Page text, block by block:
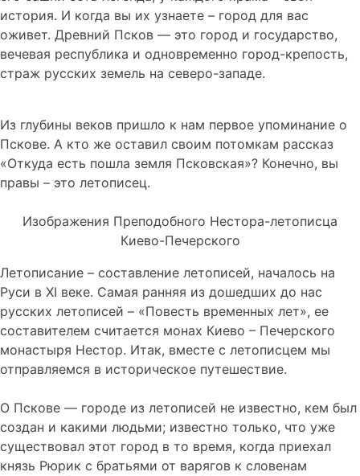
история. И когда вы их узнаете – город для вас
оживет. Древний Псков — это город и государство,
вечевая республика и одновременно город-крепость,
страж русских земель на северо-западе.
Из глубины веков пришло к нам первое упоминание о
Пскове. А кто же оставил своим потомкам рассказ
«Откуда есть пошла земля Псковская»? Конечно, вы
правы – это летописец.
Изображения Преподобного Нестора-летописца
Киево-Печерского
Летописание – составление летописей, началось на
Руси в XI веке. Самая ранняя из дошедших до нас
русских летописей – «Повесть временных лет», ее
составителем считается монах Киево – Печерского
монастыря Нестор. Итак, вместе с летописцем мы
отправляемся в историческое путешествие.
О Пскове — городе из летописей не известно, кем был
создан и какими людьми; известно только, что уже
существовал этот город в то время, когда приехал
князь Рюрик с братьями от варягов к словенам